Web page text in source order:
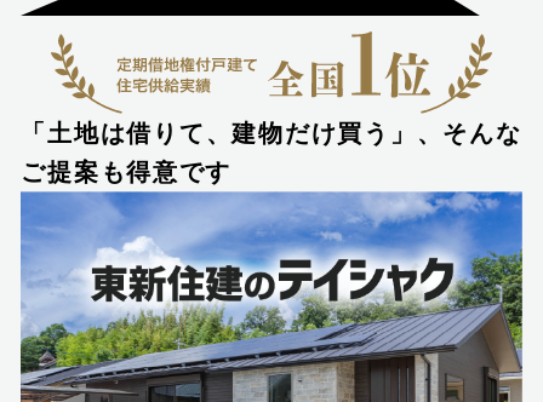
「土地は借りて、建物だけ買う」、そんな
ご提案も得意です